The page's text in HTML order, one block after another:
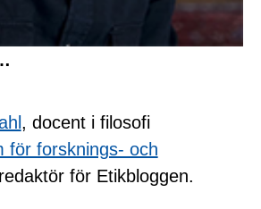
, docent i filosofi
för forsknings- och
för Etikbloggen.